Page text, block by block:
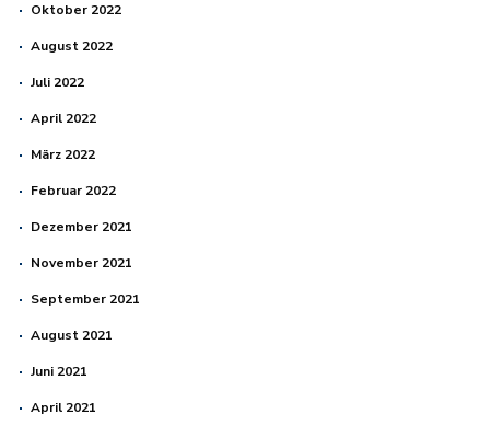
Oktober 2022
August 2022
Juli 2022
April 2022
März 2022
Februar 2022
Dezember 2021
November 2021
September 2021
August 2021
Juni 2021
April 2021